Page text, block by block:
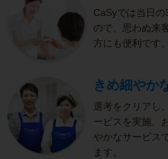
CaSyでは当日
ので、思わぬ来
方にも便利です。
きめ細やか
選考をクリアし
ービスを実施。
やかなサービス
ます。